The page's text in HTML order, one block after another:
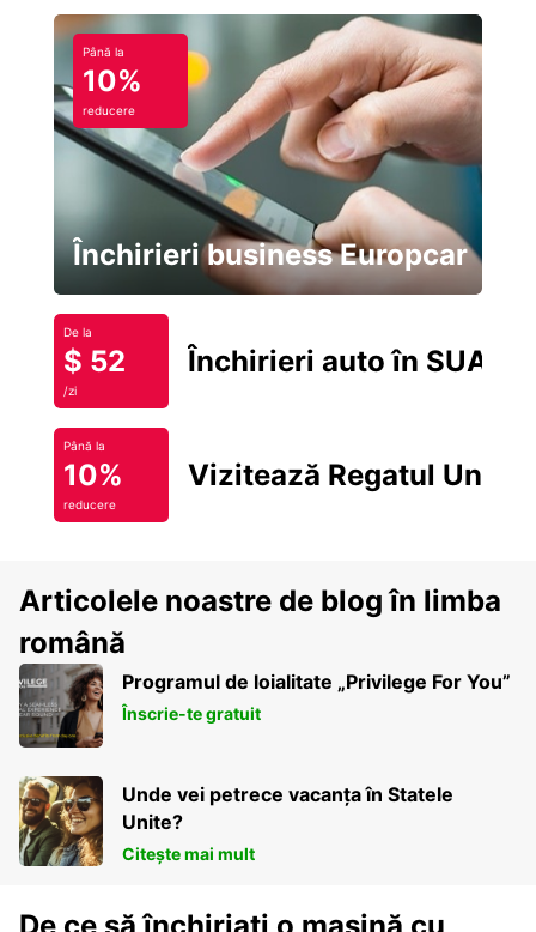
Până la
10%
reducere
Închirieri business Europcar
De la
$ 52
/zi
Închirieri auto în SUA
Până la
10%
reducere
Vizitează Regatul Unit
Articolele noastre de blog în limba
română
Programul de loialitate „Privilege For You”
Înscrie-te gratuit
Unde vei petrece vacanța în Statele
Unite?
Citește mai mult